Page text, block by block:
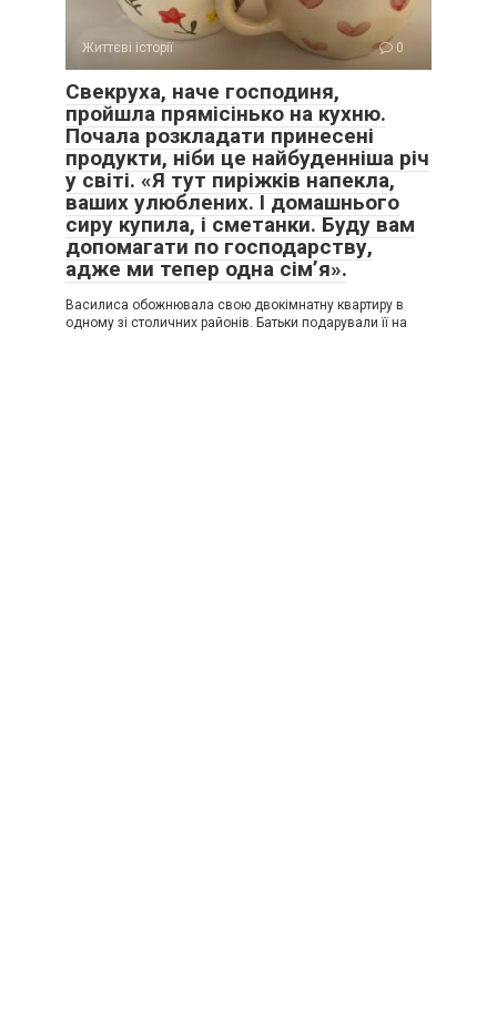
Життєві історії 0
Свекруха, наче господиня,
пройшла прямісінько на кухню.
Почала розкладати принесені
продукти, ніби це найбуденніша річ
у світі. «Я тут пиріжків напекла,
ваших улюблених. І домашнього
сиру купила, і сметанки. Буду вам
допомагати по господарству,
адже ми тепер одна сім’я».
Василиса обожнювала свою двокімнатну квартиру в
одному зі столичних районів. Батьки подарували її на